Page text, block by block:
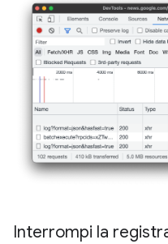
Interrompi la